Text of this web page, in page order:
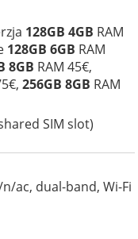
128GB 4GB RAM
128GB 6GB RAM
8GB RAM 45€,
256GB 8GB RAM
SIM slot)
ac, dual-band, Wi-Fi